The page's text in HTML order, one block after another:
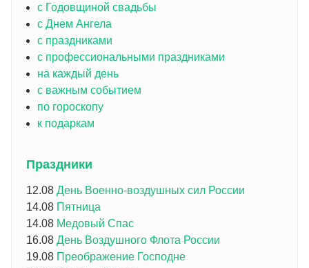
с Годовщиной свадьбы
с Днем Ангела
с праздниками
с профессиональными праздниками
на каждый день
с важным событием
по гороскопу
к подаркам
Праздники
12.08 День Военно-воздушных сил России
14.08 Пятница
14.08 Медовый Спас
16.08 День Воздушного Флота России
19.08 Преображение Господне